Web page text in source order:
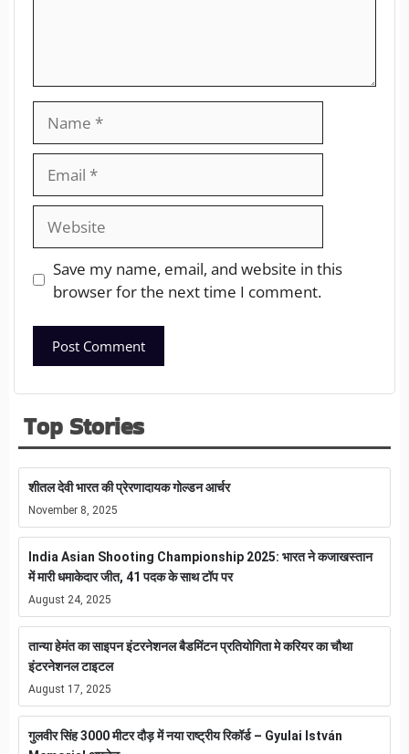
Save my name, email, and website in this
browser for the next time I comment.
Top Stories
शीतल देवी भारत की प्रेरणादायक गोल्डन आर्चर
November 8, 2025
India Asian Shooting Championship 2025: भारत ने कजाखस्तान
में मारी धमाकेदार जीत, 41 पदक के साथ टॉप पर
August 24, 2025
तान्या हेमंत का साइपन इंटरनेशनल बैडमिंटन प्रतियोगिता मे करियर का चौथा
इंटरनेशनल टाइटल
August 17, 2025
गुलवीर सिंह 3000 मीटर दौड़ में नया राष्ट्रीय रिकॉर्ड – Gyulai István